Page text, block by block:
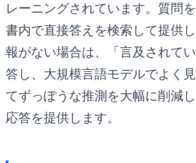
レーニングされています。質問
書内で直接答えを検索して提供
報がない場合は、「言及されて
答し、大規模言語モデルでよく
てずっぽうな推測を大幅に削減
応答を提供します。